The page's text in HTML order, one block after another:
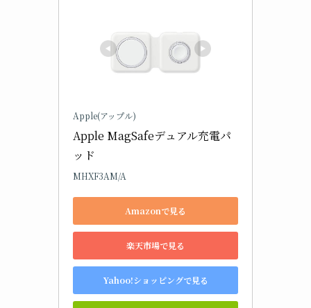
Apple(アップル)
Apple MagSafeデュアル充電パ
ッド
MHXF3AM/A
Amazonで見る
楽天市場で見る
Yahoo!ショッピングで見る